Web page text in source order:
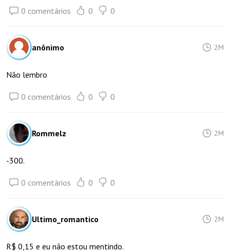
0 comentários 0 0
anônimo 2M
Não lembro
0 comentários 0 0
Rommelz 2M
-300.
0 comentários 0 0
Ultimo_romantico 2M
R$ 0,15 e eu não estou mentindo.